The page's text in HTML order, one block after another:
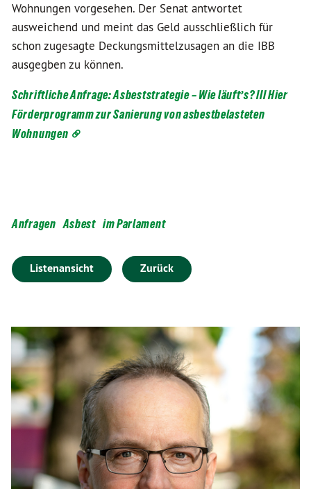
Wohnungen vorgesehen. Der Senat antwortet
ausweichend und meint das Geld ausschließlich für
schon zugesagte Deckungsmittelzusagen an die IBB
ausgegben zu können.
Schriftliche Anfrage: Asbeststrategie – Wie läuft’s? III Hier
Förderprogramm zur Sanierung von asbestbelasteten
Wohnungen
Anfragen Asbest im Parlament
Listenansicht Zurück